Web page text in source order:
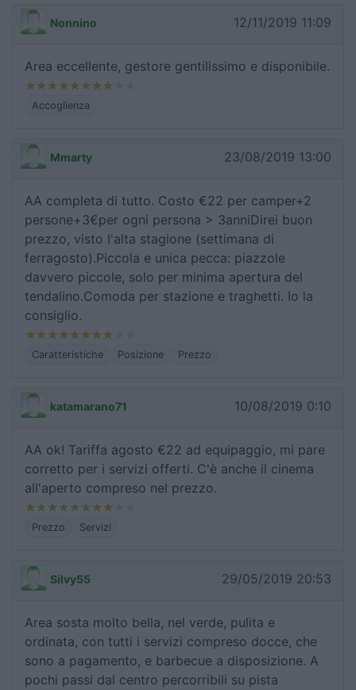
Nonnino 12/11/2019 11:09
Area eccellente, gestore gentilissimo e disponibile.
Accoglienza
Mmarty 23/08/2019 13:00
AA completa di tutto. Costo €22 per camper+2
persone+3€per ogni persona > 3anniDirei buon
prezzo, visto l'alta stagione (settimana di
ferragosto).Piccola e unica pecca: piazzole
davvero piccole, solo per minima apertura del
tendalino.Comoda per stazione e traghetti. Io la
consiglio.
Caratteristiche Posizione Prezzo
katamarano71 10/08/2019 0:10
AA ok! Tariffa agosto €22 ad equipaggio, mi pare
corretto per i servizi offerti. C'è anche il cinema
all'aperto compreso nel prezzo.
Prezzo Servizi
Silvy55 29/05/2019 20:53
Area sosta molto bella, nel verde, pulita e
ordinata, con tutti i servizi compreso docce, che
sono a pagamento, e barbecue a disposizione. A
pochi passi dal centro percorribili su pista